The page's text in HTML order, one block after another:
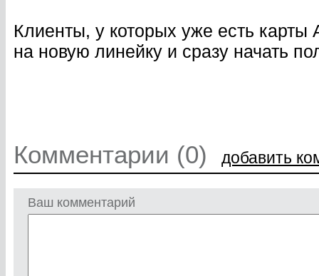
Клиенты, у которых уже есть
на новую линейку и сразу начать
Комментарии (0) добавить
Ваш комментарий